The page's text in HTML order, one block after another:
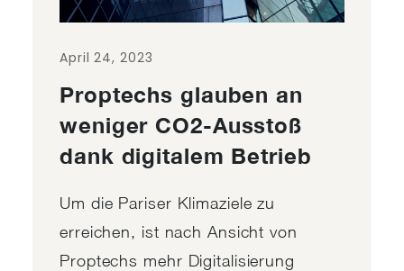
April 24, 2023
Proptechs glauben an
weniger CO2-Ausstoß
dank digitalem Betrieb
Um die Pariser Klimaziele zu
erreichen, ist nach Ansicht von
Proptechs mehr Digitalisierung